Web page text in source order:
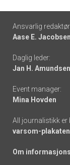
Footer
-
links
Ansvarlig
Aase E. Jacobsen
Daglig leder:
Jan H. Amundsen
Event manager:
Mina Hovden
All journalistikk er
varsom-plakaten
Om